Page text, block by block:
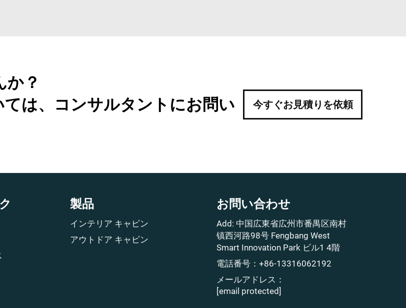
か？
は、コンサルタントにお問い
今すぐお見積りを依頼
製品
インテリア キャビン
アウトドア キャビン
お問い合わせ
Add: 中国広東省広州市番禺区南村
镇西河路98号 Fengbang West
Smart Innovation Park ビル1 4階
電話番号： +86-13316062192
メールアドレス：
[email protected]